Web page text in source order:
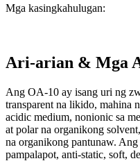
Mga kasingkahulugan:
Ari-arian & Mga
Ang OA-10 ay isang uri ng
transparent na likido, mahina
acidic medium, nonionic sa
at polar na organikong
na organikong pantunaw.
pampalapot, anti-static, soft,